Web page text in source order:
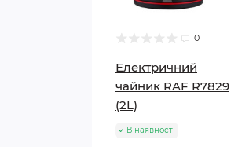
0
Електричний
чайник RAF R7829
(2L)
В наявності